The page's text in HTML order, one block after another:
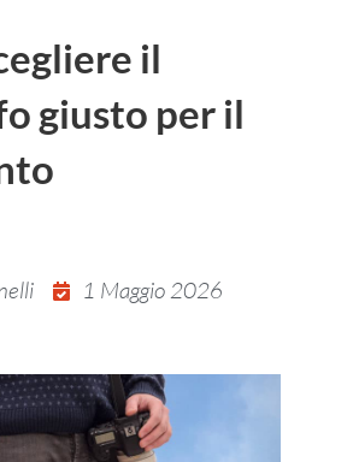
il
giusto per il
1 Maggio 2026